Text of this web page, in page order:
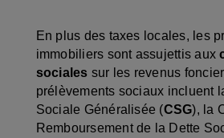
En plus des taxes locales, les
immobiliers sont assujettis aux
sociales sur les revenus
prélèvements sociaux incluent
Sociale Généralisée (CSG), la
Remboursement de la Dette